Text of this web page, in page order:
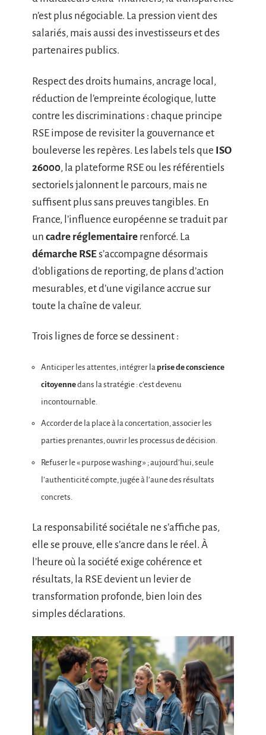
n’est plus négociable. La pression vient des
salariés, mais aussi des investisseurs et des
partenaires publics.
Respect des droits humains, ancrage local,
réduction de l’empreinte écologique, lutte
contre les discriminations : chaque principe
RSE impose de revisiter la gouvernance et
bouleverse les repères. Les labels tels que ISO
26000, la plateforme RSE ou les référentiels
sectoriels jalonnent le parcours, mais ne
suffisent plus sans preuves tangibles. En
France, l’influence européenne se traduit par
un cadre réglementaire renforcé. La
démarche RSEs’accompagne désormais
d’obligations de reporting, de plans d’action
mesurables, et d’une vigilance accrue sur
toute la chaîne de valeur.
Trois lignes de force se dessinent :
Anticiper les attentes, intégrer la prise de conscience
citoyennedans la stratégie : c’est devenu
incontournable.
Accorder de la place à la concertation, associer les
parties prenantes, ouvrir les processus de décision.
Refuser le « purpose washing » ; aujourd’hui, seule
l’authenticité compte, jugée à l’aune des résultats
concrets.
La responsabilité sociétale ne s’affiche pas,
elle se prouve, elle s’ancre dans le réel. À
l’heure où la société exige cohérence et
résultats, la RSE devient un levier de
transformation profonde, bien loin des
simples déclarations.